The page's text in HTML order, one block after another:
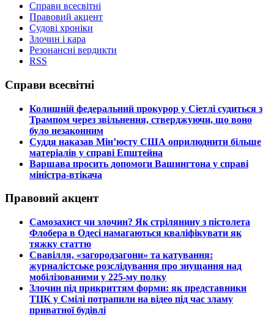
Справи всесвітні
Правовий акцент
Судові хроніки
Злочин і кара
Резонансні вердикти
RSS
Справи всесвітні
​Колишній федеральний прокурор у Сіетлі судиться з
Трампом через звільнення, стверджуючи, що воно
було незаконним
​Суддя наказав Мін’юсту США оприлюднити більше
матеріалів у справі Епштейна
​Варшава просить допомоги Вашингтона у справі
міністра-втікача
Правовий акцент
​Самозахист чи злочин? Як стрілянину з пістолета
Флобера в Одесі намагаються кваліфікувати як
тяжку статтю
​Свавілля, «загородзагони» та катування:
журналістське розслідування про знущання над
мобілізованими у 225-му полку
​Злочин під прикриттям форми: як представники
ТЦК у Смілі потрапили на відео під час зламу
приватної будівлі